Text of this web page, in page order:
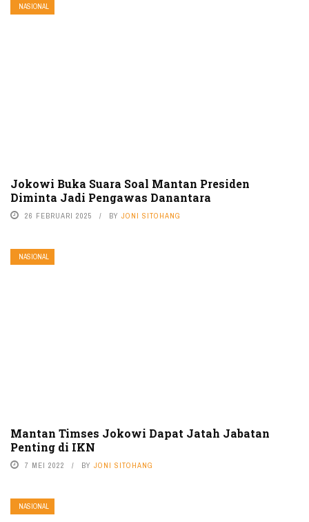
NASIONAL
Jokowi Buka Suara Soal Mantan Presiden
Diminta Jadi Pengawas Danantara
26 FEBRUARI 2025 BY JONI SITOHANG
NASIONAL
Mantan Timses Jokowi Dapat Jatah Jabatan
Penting di IKN
7 MEI 2022 BY JONI SITOHANG
NASIONAL